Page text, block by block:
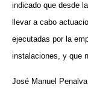
indicado que desde
llevar a cabo
ejecutadas por la
instalaciones, y que
José Manuel